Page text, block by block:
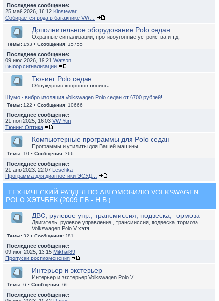
Последнее сообщение:
25 май 2026, 16:12 Kinstewar
Собирается вода в багажнике VW…
Дополнительное оборудование Polo седан
Охранные сигнализации, противоугонные устройства и т.д.
Темы: 153 • Сообщения: 15755
Последнее сообщение:
09 июл 2026, 19:21 Watson
Выбор сигнализации
Тюнинг Polo седан
Обсуждение вопросов тюнинга
Шумо - вибро изоляция Volkswagen Polo седан от 6700 рублей!
Темы: 122 • Сообщения: 10666
Последнее сообщение:
21 ноя 2025, 16:03 VW Yuri
Тюнинг Оптика
Компьютерные программы для Polo седан
Программы и утилиты для Вашей машины.
Темы: 10 • Сообщения: 266
Последнее сообщение:
21 апр 2023, 22:07 Leschka
Программа для диагностики ЭСУД…
ТЕХНИЧЕСКИЙ РАЗДЕЛ ПО АВТОМОБИЛЮ VOLKSWAGEN
POLO ХЭТЧБЕК (2009 Г.В - Н.В.)
ДВС, рулевое упр., трансмиссия, подвеска, тормоза
Двигатель, рулевое управление., трансмиссия, подвеска, тормоза
Volkswagen Polo V хэтч.
Темы: 32 • Сообщения: 281
Последнее сообщение:
09 июн 2025, 13:15 Mikhail89
Пропуски воспламенения
Интерьер и экстерьер
Интерьер и экстерьер Volkswagen Polo V
Темы: 6 • Сообщения: 66
Последнее сообщение: